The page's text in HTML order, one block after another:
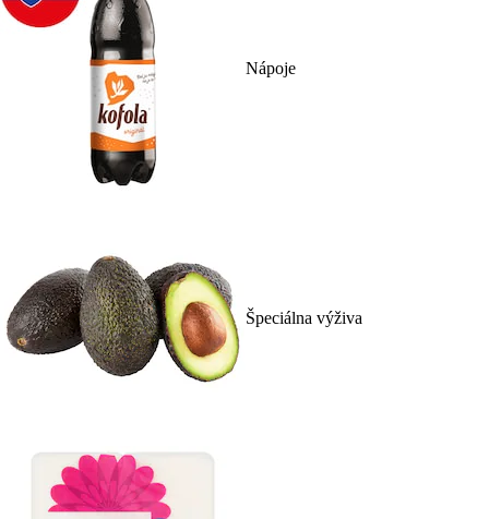
Nápoje
Špeciálna výživa